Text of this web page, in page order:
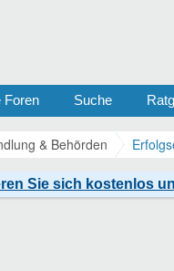
Foren Suche
& Behörden